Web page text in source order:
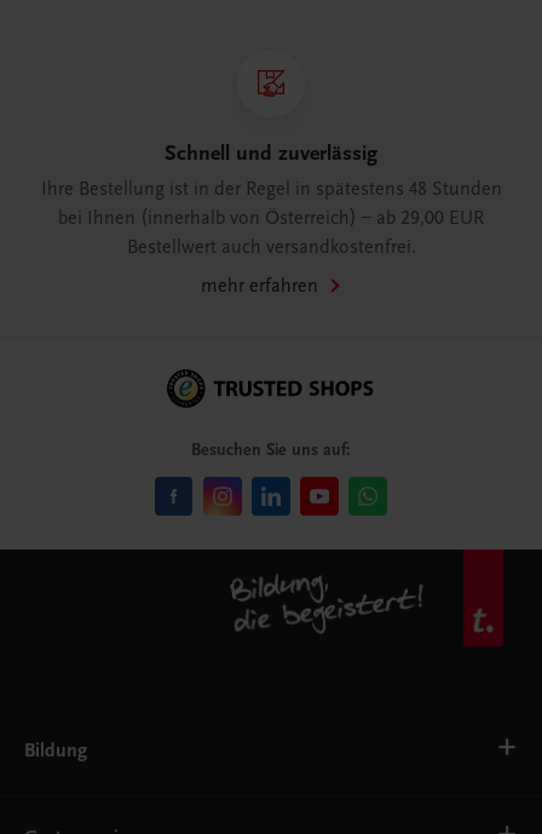
Schnell und zuverlässig
Ihre Bestellung ist in der Regel in spätestens 48 Stunden
bei Ihnen (innerhalb von Österreich) – ab 29,00 EUR
Bestellwert auch versandkostenfrei.
mehr erfahren
Besuchen Sie uns auf:
Bildung